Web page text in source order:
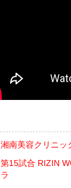
湘南美容クリニッ
第15試合 RIZIN
ラ